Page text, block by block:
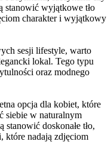
stanowić wyjątkowe tło
charakter i wyjątkowy
sesji lifestyle, warto
lokal. Tego typu
oraz modnego
opcja dla kobiet, które
siebie w naturalnym
stanowić doskonałe tło,
które nadają zdjęciom